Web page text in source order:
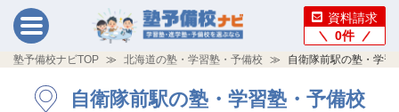
資料請求
0件
塾予備校ナビTOP 北海道の塾・学習塾・予備校 自衛隊前駅の塾・学習
自衛隊前駅の塾・学習塾・予備校